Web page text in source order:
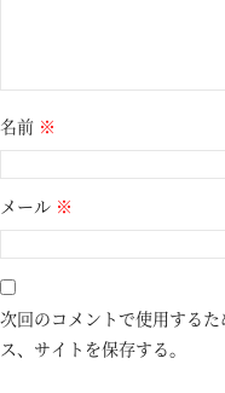
名前 ※
メール ※
次回のコメントで使用する
ス、サイトを保存する。